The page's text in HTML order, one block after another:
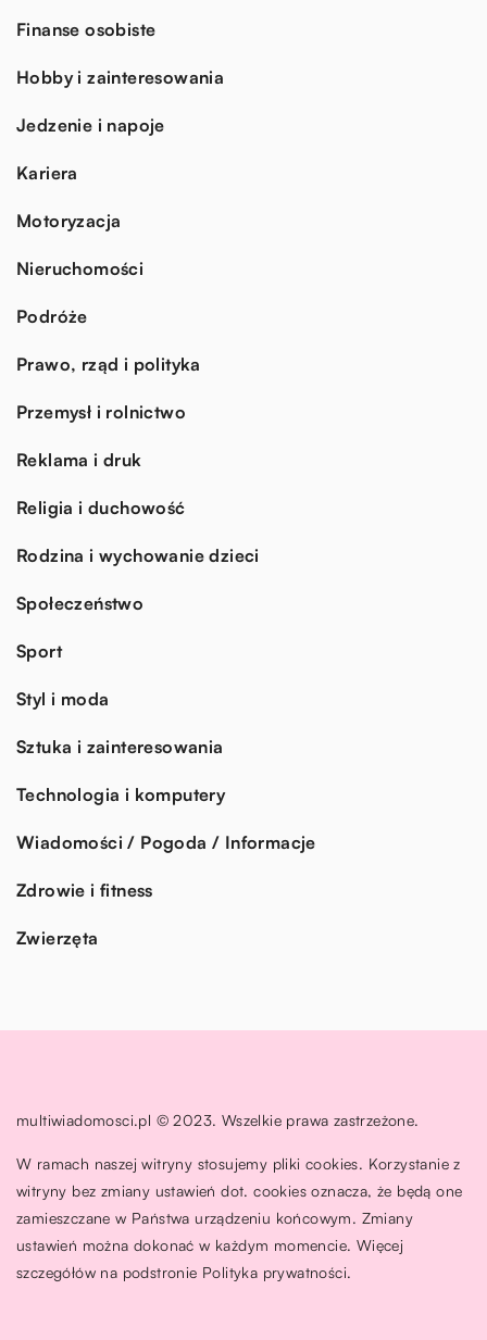
Finanse osobiste
Hobby i zainteresowania
Jedzenie i napoje
Kariera
Motoryzacja
Nieruchomości
Podróże
Prawo, rząd i polityka
Przemysł i rolnictwo
Reklama i druk
Religia i duchowość
Rodzina i wychowanie dzieci
Społeczeństwo
Sport
Styl i moda
Sztuka i zainteresowania
Technologia i komputery
Wiadomości / Pogoda / Informacje
Zdrowie i fitness
Zwierzęta
multiwiadomosci.pl © 2023. Wszelkie prawa zastrzeżone.
W ramach naszej witryny stosujemy pliki cookies. Korzystanie z
witryny bez zmiany ustawień dot. cookies oznacza, że będą one
zamieszczane w Państwa urządzeniu końcowym. Zmiany
ustawień można dokonać w każdym momencie. Więcej
szczegółów na podstronie Polityka prywatności.